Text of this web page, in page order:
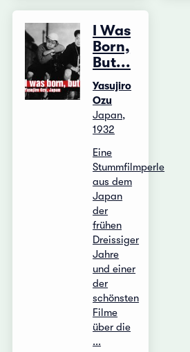
I Was
Born,
But...
Yasujiro
Ozu
Japan,
1932
Eine
Stummfilmperle
aus dem
Japan
der
frühen
Dreissiger
Jahre
und einer
der
schönsten
Filme
über die
...